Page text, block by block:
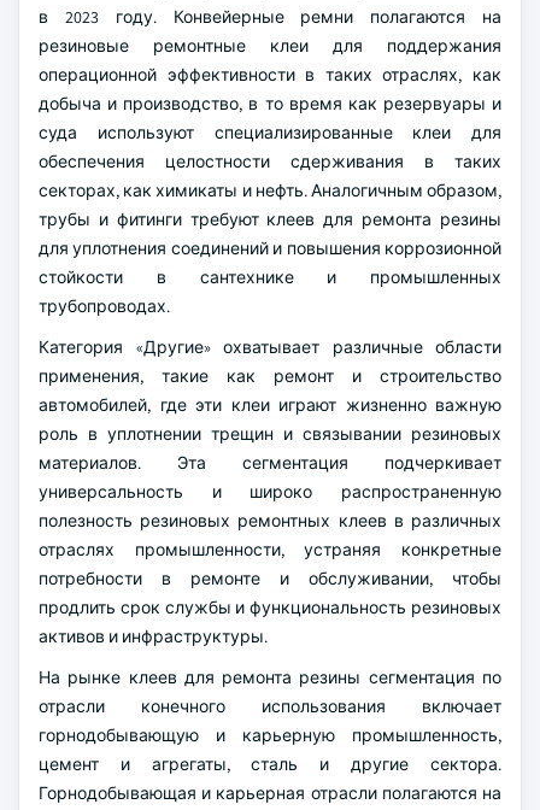
в 2023 году. Конвейерные ремни полагаются на
резиновые ремонтные клеи для поддержания
операционной эффективности в таких отраслях, как
добыча и производство, в то время как резервуары и
суда используют специализированные клеи для
обеспечения целостности сдерживания в таких
секторах, как химикаты и нефть. Аналогичным образом,
трубы и фитинги требуют клеев для ремонта резины
для уплотнения соединений и повышения коррозионной
стойкости в сантехнике и промышленных
трубопроводах.
Категория «Другие» охватывает различные области
применения, такие как ремонт и строительство
автомобилей, где эти клеи играют жизненно важную
роль в уплотнении трещин и связывании резиновых
материалов. Эта сегментация подчеркивает
универсальность и широко распространенную
полезность резиновых ремонтных клеев в различных
отраслях промышленности, устраняя конкретные
потребности в ремонте и обслуживании, чтобы
продлить срок службы и функциональность резиновых
активов и инфраструктуры.
На рынке клеев для ремонта резины сегментация по
отрасли конечного использования включает
горнодобывающую и карьерную промышленность,
цемент и агрегаты, сталь и другие сектора.
Горнодобывающая и карьерная отрасли полагаются на